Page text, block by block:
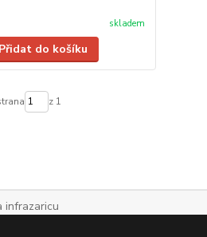
skladem
Přidat do košíku
z 1